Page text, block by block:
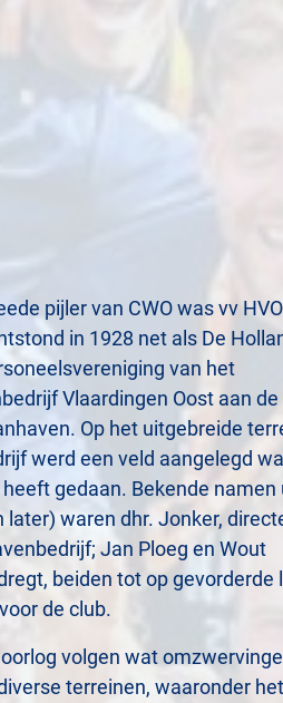
pijler van CWO was vv
in 1928 net als De
van het
Vlaardingen Oost aan de
Op het uitgebreide
werd een veld aangelegd
gedaan. Bekende namen
later) waren dhr. Jonker,
Jan Ploeg en Wout
beiden tot op gevorderde
de club.
volgen wat
terreinen, waaronder